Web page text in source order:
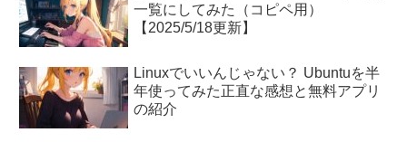
一覧にしてみた（コピペ用）
【2025/5/18更新】
Linuxでいいんじゃない？ Ubuntuを半
年使ってみた正直な感想と無料アプリ
の紹介